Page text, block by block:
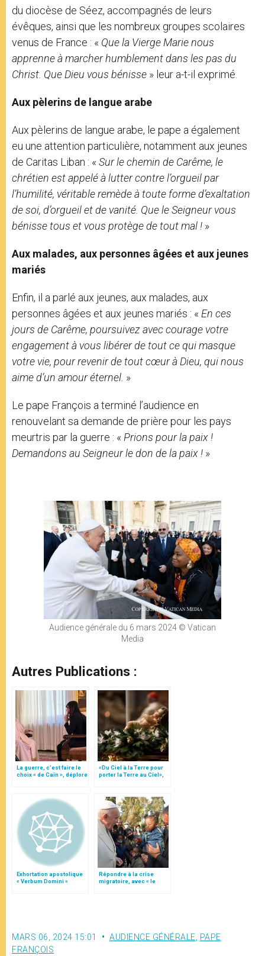
du diocèse de Séez, accompagnés de leurs
évêques, ainsi que les nombreux groupes scolaires
venus de France : « Que la Vierge Marie nous
apprenne à marcher humblement dans les pas du
Christ. Que Dieu vous bénisse » leur a-t-il exprimé.
Aux pèlerins de langue arabe
Aux pèlerins de langue arabe, le pape a également
eu une attention particulière, notamment aux jeunes
de Caritas Liban : « Sur le chemin de Carême, le
chrétien est appelé à lutter contre l’orgueil par
l’humilité, véritable remède à toute forme d’exaltation
de soi, d’orgueil et de vanité. Que le Seigneur vous
bénisse tous et vous protège de tout mal ! »
Aux malades, aux personnes âgées et aux jeunes
mariés
Enfin, il a parlé aux jeunes, aux malades, aux
personnes âgées et aux jeunes mariés : « En ces
jours de Carême, poursuivez avec courage votre
engagement à vous libérer de tout ce qui masque
votre vie, pour revenir de tout cœur à Dieu, qui nous
aime d’un amour éternel. »
Le pape François a terminé l’audience en
renouvelant sa demande de prière pour les pays
meurtris par la guerre : « Prions pour la paix !
Demandons au Seigneur le don de la paix ! »
Audience générale du 6 mars 2024 © Vatican
Media
Autres Publications :
La guerre, c’est faire le
choix « de Caïn », déplore
«Du Ciel à la Terre pour
porter la Terre au Ciel»,
Exhortation apostolique
« Verbum Domini »
Répondre à la crise
migratoire, avec « le
MARS 06, 2024 15:01 AUDIENCE GÉNÉRALE PAPE
FRANÇOIS